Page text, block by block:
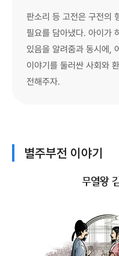
판소리 등 고전은 구전의
필요를 담아냈다. 아이가
있음을 알려줌과 동시에,
이야기를 둘러싼 사회와
전해주자.
별주부전 이야기